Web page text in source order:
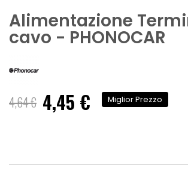
Alimentazione
cavo - PHONOCAR
4,64 €
Prezzo
speciale
4,45 € Miglior Prezzo